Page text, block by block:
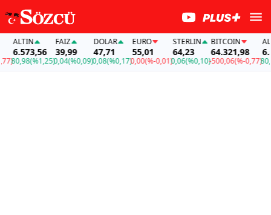
ALTIN
6.573,56
80,98(%1,25)
FAİZ
39,99
0,04(%0,09)
DOLAR
47,71
0,08(%0,17)
EURO
55,01
0,00(%-0,01)
STERLIN
64,23
0,06(%0,10)
BITCOIN
64.321,98
-500,06(%-0,77)80,98